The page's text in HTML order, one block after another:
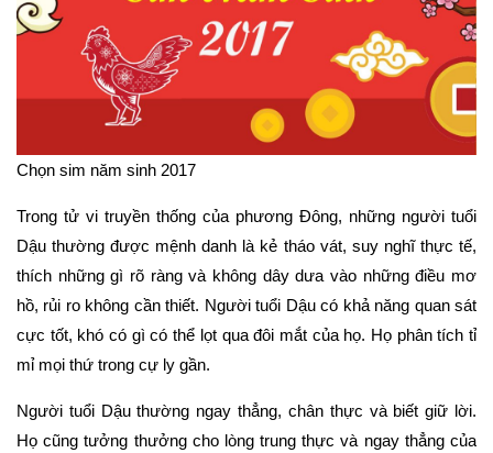
Chọn sim năm sinh 2017
Trong tử vi truyền thống của phương Đông, những người tuổi
Dậu thường được mệnh danh là kẻ tháo vát, suy nghĩ thực tế,
thích những gì rõ ràng và không dây dưa vào những điều mơ
hồ, rủi ro không cần thiết. Người tuổi Dậu có khả năng quan sát
cực tốt, khó có gì có thể lọt qua đôi mắt của họ. Họ phân tích tỉ
mỉ mọi thứ trong cự ly gần.
Người tuổi Dậu thường ngay thẳng, chân thực và biết giữ lời.
Họ cũng tưởng thưởng cho lòng trung thực và ngay thẳng của